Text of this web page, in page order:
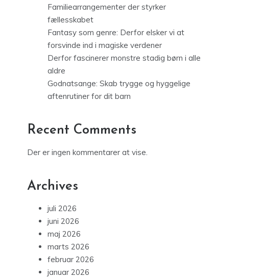
Familiearrangementer der styrker
fællesskabet
Fantasy som genre: Derfor elsker vi at
forsvinde ind i magiske verdener
Derfor fascinerer monstre stadig børn i alle
aldre
Godnatsange: Skab trygge og hyggelige
aftenrutiner for dit barn
Recent Comments
Der er ingen kommentarer at vise.
Archives
juli 2026
juni 2026
maj 2026
marts 2026
februar 2026
januar 2026